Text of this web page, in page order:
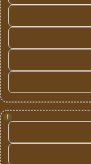
!